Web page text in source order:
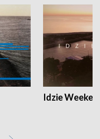
Idzie